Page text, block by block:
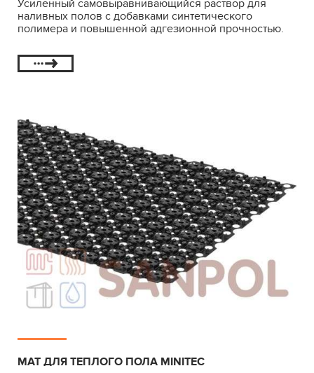
Усиленный самовыравнивающийся раствор для
наливных полов с добавками синтетического
полимера и повышенной адгезионной прочностью.
МАТ ДЛЯ ТЕПЛОГО ПОЛА MINITEC